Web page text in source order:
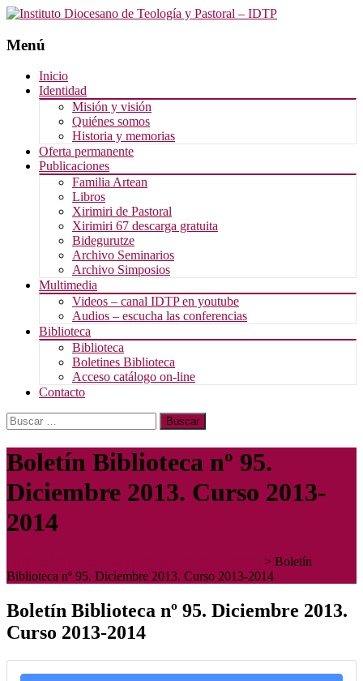
Menú
Saltar
contenido
Inicio
Identidad
Misión y visión
Quiénes somos
Historia y memorias
Oferta permanente
Publicaciones
Familia Artean
Libros
Xirimiri de Pastoral
Xirimiri 67 descarga gratuita
Bidegurutze
Archivo Seminarios
Archivo Simposios
Multimedia
Videos – canal IDTP en youtube
Audios – escucha las conferencias
Biblioteca
Biblioteca
Boletines Biblioteca
Acceso catálogo on-line
Contacto
Buscar:
Boletín Biblioteca nº 95.
Diciembre 2013. Curso 2013-
2014
> Boletín
Biblioteca nº 95. Diciembre 2013. Curso 2013-2014
Boletín Biblioteca nº 95. Diciembre 2013.
Curso 2013-2014